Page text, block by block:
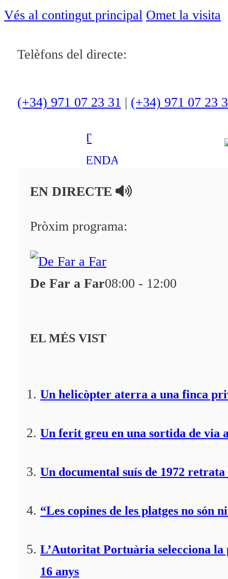
Vés al contingut principal Omet la visita
Telèfons del directe:
(+34) 971 07 23 31 | (+34) 971 07 23
CULTURA I
OCI
AMBIENT
AGENDA
Programació
Qui som?
Fes-te'n soci!
EN DIRECTE
Pròxim programa:
De Far a Far08:00 - 12:00
EL MÉS VIST
Un helicòpter aterra a una finca
Un ferit greu en una sortida de via
Un documental suís de 1972
“Les copines de les platges no
L’Autoritat Portuària selecciona
16 anys